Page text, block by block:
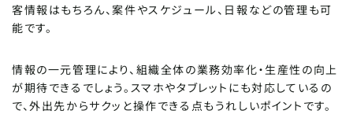
客情報はもちろん、案件やスケジュール、日報などの管理も可
能です。
情報の一元管理により、組織全体の業務効率化・生産性の向上
が期待できるでしょう。スマホやタブレットにも対応しているの
で、外出先からサクッと操作できる点もうれしいポイントです。